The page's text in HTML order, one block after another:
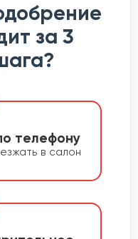
за 3
телефону
в салон